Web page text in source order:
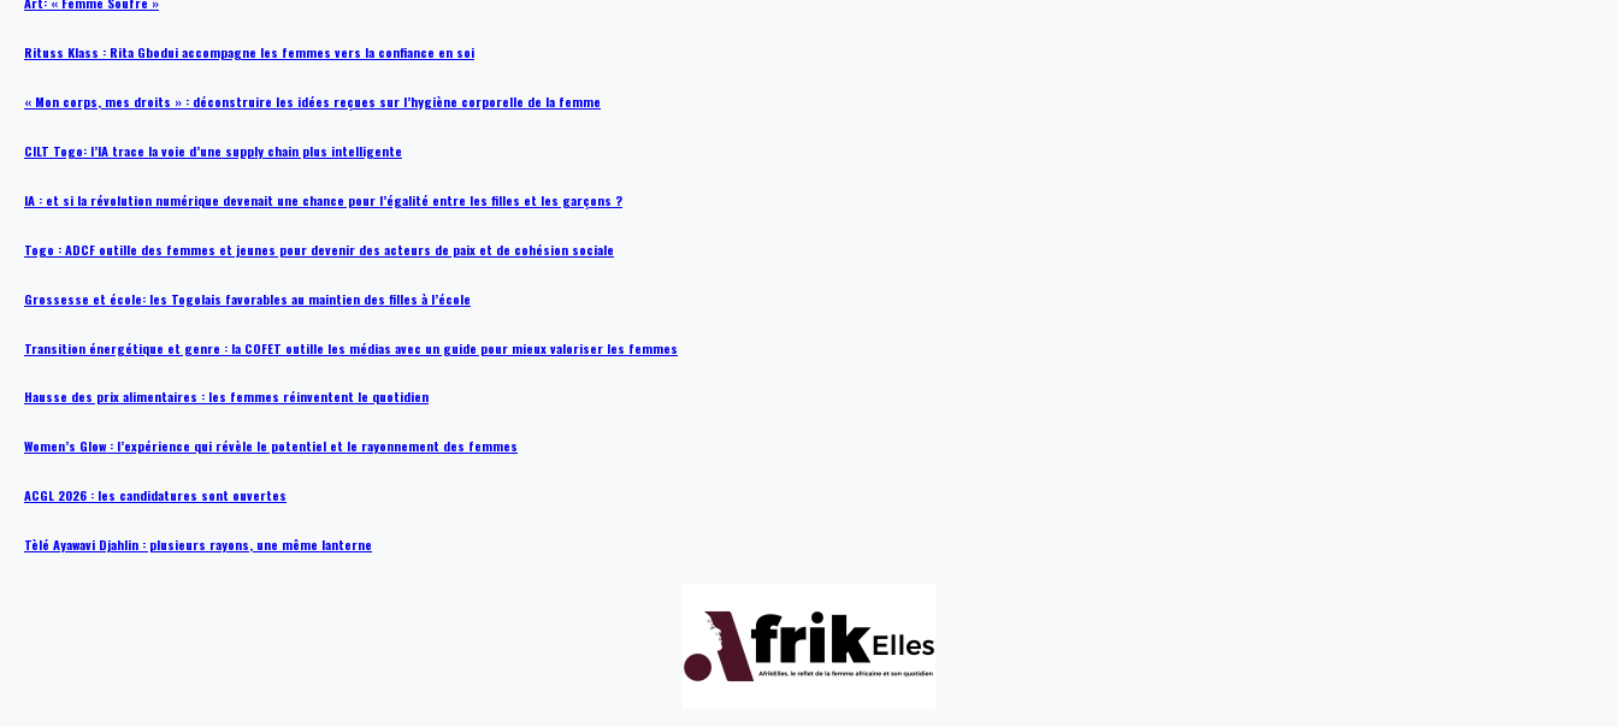
Rituss Klass : Rita Gbodui accompagne les femmes vers la confiance en soi
« Mon corps, mes droits » : déconstruire les idées reçues sur l’hygiène corporelle de la femme
CILT Togo: l’IA trace la voie d’une supply chain plus intelligente
IA : et si la révolution numérique devenait une chance pour l’égalité entre les filles et les garçons ?
Togo : ADCF outille des femmes et jeunes pour devenir des acteurs de paix et de cohésion sociale
Grossesse et école: les Togolais favorables au maintien des filles à l’école
Transition énergétique et genre : la COFET outille les médias avec un guide pour mieux valoriser les femmes
Hausse des prix alimentaires : les femmes réinventent le quotidien
Women’s Glow : l’expérience qui révèle le potentiel et le rayonnement des femmes
ACGL 2026 : les candidatures sont ouvertes
Tèlé Ayawavi Djahlin : plusieurs rayons, une même lanterne